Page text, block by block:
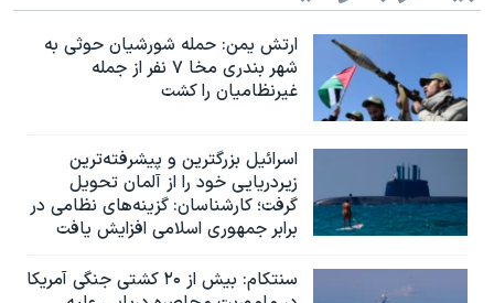
ارتش یمن: حمله شورشیان حوثی به
شهر بندری مخا ۷ نفر از جمله
غیرنظامیان را کشت
اسرائيل بزرگترین و پیشرفته‌ترین
زیردریایی خود را از آلمان تحویل
گرفت؛ کارشناسان: گزینه‌های نظامی در
برابر جمهوری اسلامی افزایش یافت
سنتکام: بیش از ۲۰ کشتی جنگی آمریکا